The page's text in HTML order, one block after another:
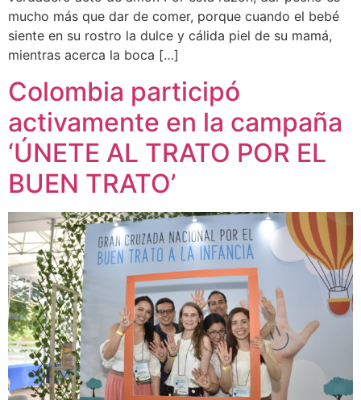
mucho más que dar de comer, porque cuando el bebé
siente en su rostro la dulce y cálida piel de su mamá,
mientras acerca la boca […]
Colombia participó
activamente en la campaña
‘ÚNETE AL TRATO POR EL
BUEN TRATO’